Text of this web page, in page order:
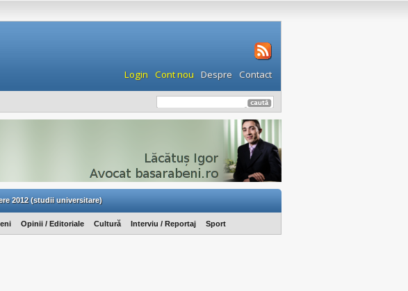
Login Cont nou Despre Contact
2012 (studii universitare)
Opinii / Editoriale Cultură Interviu / Reportaj Sport